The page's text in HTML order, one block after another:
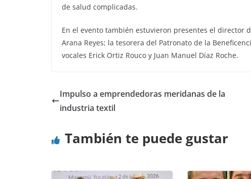
de salud complicadas.
En el evento también estuvieron presentes el director
Arana Reyes; la tesorera del Patronato de la
vocales Erick Ortiz Rouco y Juan Manuel Díaz Roche.
Impulso a emprendedoras meridanas de la
industria textil
También te puede gustar